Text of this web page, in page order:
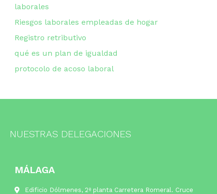
laborales
Riesgos laborales empleadas de hogar
Registro retributivo
qué es un plan de igualdad
protocolo de acoso laboral
NUESTRAS DELEGACIONES
MÁLAGA
Edificio Dólmenes, 2ª planta Carretera Romeral. Cruce